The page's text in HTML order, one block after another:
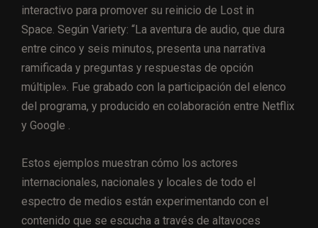
interactivo para promover su reinicio de Lost in
Space. Según Variety: “La aventura de audio, que dura
entre cinco y seis minutos, presenta una narrativa
ramificada y preguntas y respuestas de opción
múltiple». Fue grabado con la participación del elenco
del programa, y ​​producido en colaboración entre Netflix
y Google .
Estos ejemplos muestran cómo los actores
internacionales, nacionales y locales de todo el
espectro de medios están experimentando con el
contenido que se escucha a través de altavoces